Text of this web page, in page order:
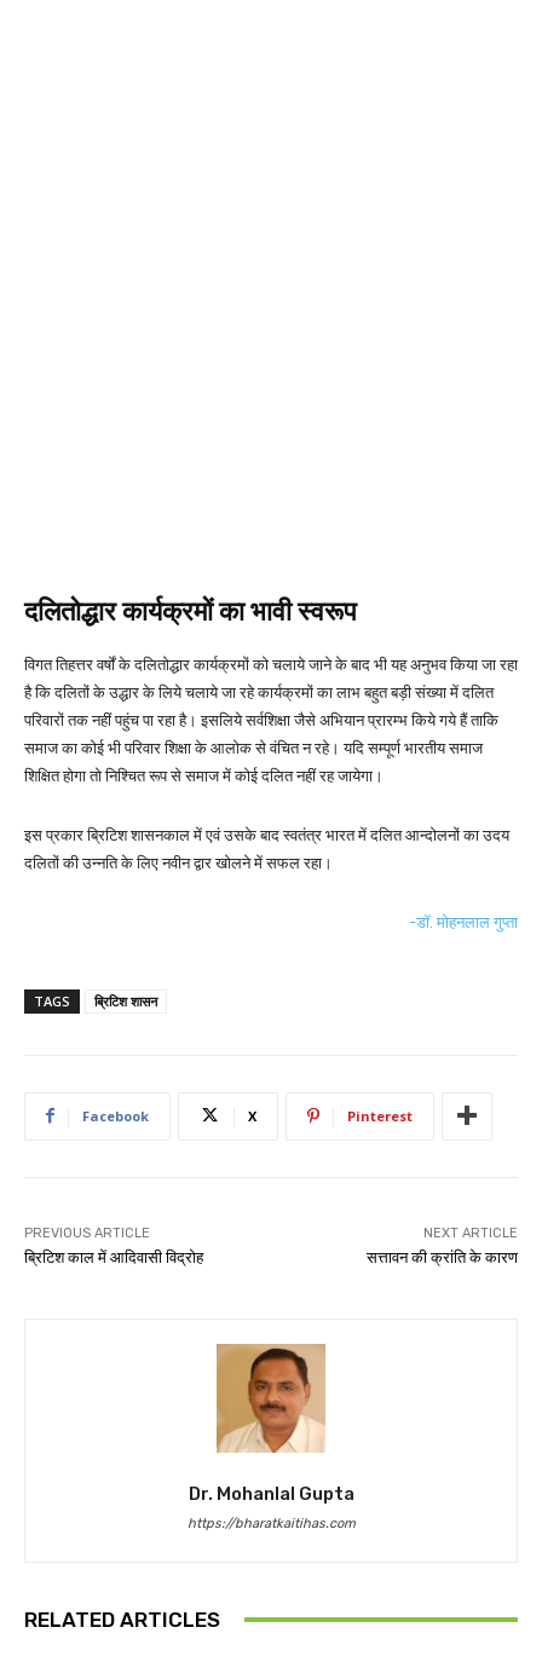
दलितोद्धार कार्यक्रमों का भावी स्वरूप
विगत तिहत्तर वर्षों के दलितोद्धार कार्यक्रमों को चलाये जाने के बाद भी यह अनुभव किया जा रहा
है कि दलितों के उद्धार के लिये चलाये जा रहे कार्यक्रमों का लाभ बहुत बड़ी संख्या में दलित
परिवारों तक नहीं पहुंच पा रहा है। इसलिये सर्वशिक्षा जैसे अभियान प्रारम्भ किये गये हैं ताकि
समाज का कोई भी परिवार शिक्षा के आलोक से वंचित न रहे। यदि सम्पूर्ण भारतीय समाज
शिक्षित होगा तो निश्चित रूप से समाज में कोई दलित नहीं रह जायेगा।
इस प्रकार ब्रिटिश शासनकाल में एवं उसके बाद स्वतंत्र भारत में दलित आन्दोलनों का उदय
दलितों की उन्नति के लिए नवीन द्वार खोलने में सफल रहा।
-डॉ. मोहनलाल गुप्ता
TAGS ब्रिटिश शासन
Facebook X Pinterest
PREVIOUS ARTICLE
ब्रिटिश काल में आदिवासी विद्रोह
NEXT ARTICLE
सत्तावन की क्रांति के कारण
Dr. Mohanlal Gupta
https://bharatkaitihas.com
RELATED ARTICLES